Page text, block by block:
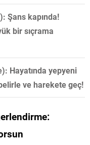
Şans kapında!
bir sıçrama
Hayatında yepyeni
ve harekete geç!